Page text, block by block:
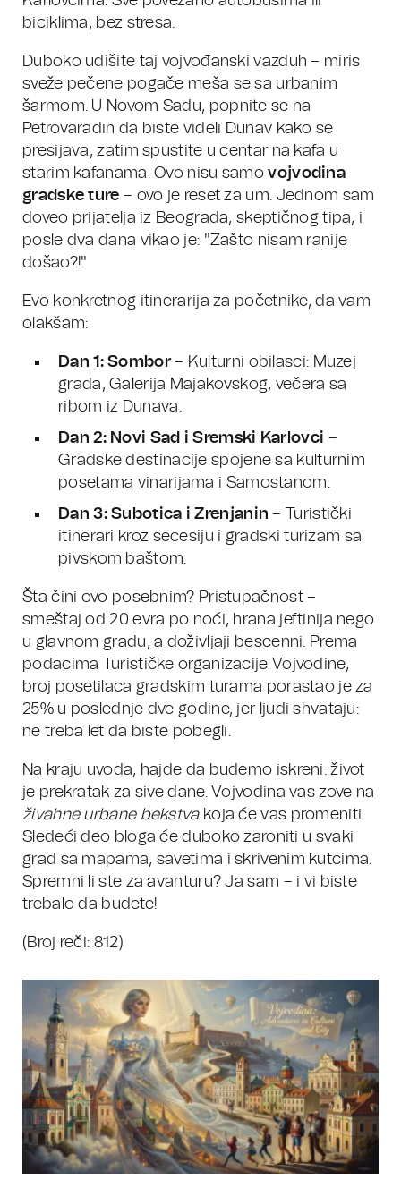
biciklima, bez stresa.
Duboko udišite taj vojvođanski vazduh – miris
sveže pečene pogače meša se sa urbanim
šarmom. U Novom Sadu, popnite se na
Petrovaradin da biste videli Dunav kako se
presijava, zatim spustite u centar na kafa u
starim kafanama. Ovo nisu samovojvodina
gradske ture – ovo je reset za um. Jednom sam
doveo prijatelja iz Beograda, skeptičnog tipa, i
posle dva dana vikao je: "Zašto nisam ranije
došao?!"
Evo konkretnog itinerarija za početnike, da vam
olakšam:
Dan 1: Sombor– Kulturni obilasci: Muzej
grada, Galerija Majakovskog, večera sa
ribom iz Dunava.
Dan 2: Novi Sad i Sremski Karlovci –
Gradske destinacije spojene sa kulturnim
posetama vinarijama i Samostanom.
Dan 3: Subotica i Zrenjanin – Turistički
itinerari kroz secesiju i gradski turizam sa
pivskom baštom.
Šta čini ovo posebnim? Pristupačnost –
smeštaj od 20 evra po noći, hrana jeftinija nego
u glavnom gradu, a doživljaji bescenni. Prema
podacima Turističke organizacije Vojvodine,
broj posetilaca gradskim turama porastao je za
25% u poslednje dve godine, jer ljudi shvataju:
ne treba let da biste pobegli.
Na kraju uvoda, hajde da budemo iskreni: život
je prekratak za sive dane. Vojvodina vas zove na
živahne urbane bekstvakoja će vas promeniti.
Sledeći deo bloga će duboko zaroniti u svaki
grad sa mapama, savetima i skrivenim kutcima.
Spremni li ste za avanturu? Ja sam – i vi biste
trebalo da budete!
(Broj reči: 812)